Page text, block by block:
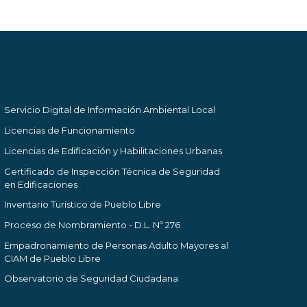
Servicio Digital de Información Ambiental Local
Licencias de Funcionamiento
Licencias de Edificación y Habilitaciones Urbanas
Certificado de Inspección Técnica de Seguridad
en Edificaciones
Inventario Turístico de Pueblo Libre
Proceso de Nombramiento - D.L. Nº 276
Empadronamiento de Personas Adulto Mayores al
CIAM de Pueblo Libre
Observatorio de Seguridad Ciudadana